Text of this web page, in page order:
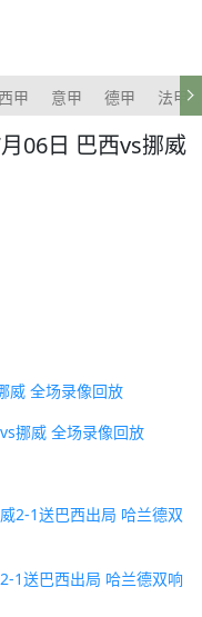
西甲 意甲 德甲 法甲
06日 巴西vs挪威
威 全场录像回放
挪威 全场录像回放
2-1送巴西出局 哈兰德双
1送巴西出局 哈兰德双响